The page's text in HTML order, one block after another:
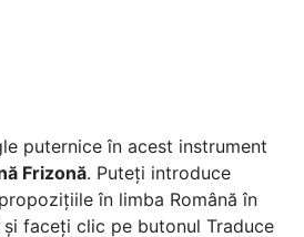
puternice în acest instrument
Frizonă. Puteți introduce
în limba Română în
faceți clic pe butonul Traduce